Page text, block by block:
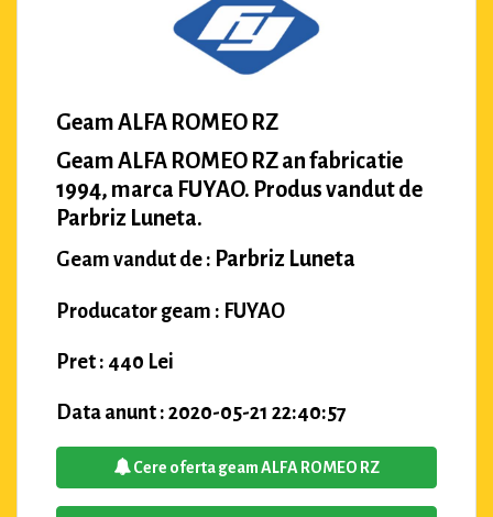
Geam ALFA ROMEO RZ
Geam ALFA ROMEO RZ an fabricatie
1994, marca FUYAO. Produs vandut de
Parbriz Luneta.
Geam vandut de : Parbriz Luneta
Producator geam : FUYAO
Pret : 440 Lei
Data anunt : 2020-05-21 22:40:57
Cere oferta geam ALFA ROMEO RZ